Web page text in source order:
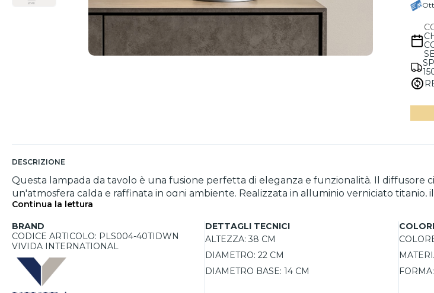
DESCRIZIONE
Questa lampada da tavolo è una fusione perfetta di eleganza e funzionalità. Il diffusore
un'atmosfera calda e raffinata in ogni ambiente. Realizzata in alluminio verniciato
classe, perfetto per qualsiasi stile d'arredo. Il led integrato da 15W è dimmerabile,
3000K e 4000K, adattandosi alle diverse esigenze e occasioni. Grazie alla sua
ridotto, e un CRI>90 che garantisce colori fedeli e vividi. Con una garanzia di 5 anni
Continua la lettura
BRAND
CODICE ARTICOLO: PLS004-40TIDWN
VIVIDA INTERNATIONAL
DETTAGLI TECNICI
ALTEZZA: 38 CM
DIAMETRO: 22 CM
DIAMETRO BASE: 14 CM
FORMA: